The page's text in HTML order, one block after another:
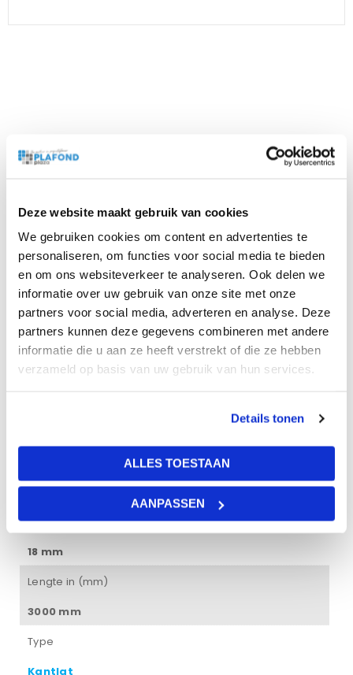
Deze website maakt gebruik van cookies
We gebruiken cookies om content en advertenties te
personaliseren, om functies voor social media te bieden
en om ons websiteverkeer te analyseren. Ook delen we
informatie over uw gebruik van onze site met onze
partners voor social media, adverteren en analyse. Deze
partners kunnen deze gegevens combineren met andere
informatie die u aan ze heeft verstrekt of die ze hebben
verzameld op basis van uw gebruik van hun services.
Details tonen
ALLES TOESTAAN
AANPASSEN
Beschrijving
voorzien van een witte verf. Zwarte kantlatten worden
toegepast op alle type wanden en hierop wordt de
hoeklijn van het systeemplafond bevestigd. Afnemen per
Kleur
wit
Breedte in mm
18 mm
Lengte in (mm)
3000 mm
Type
Kantlat